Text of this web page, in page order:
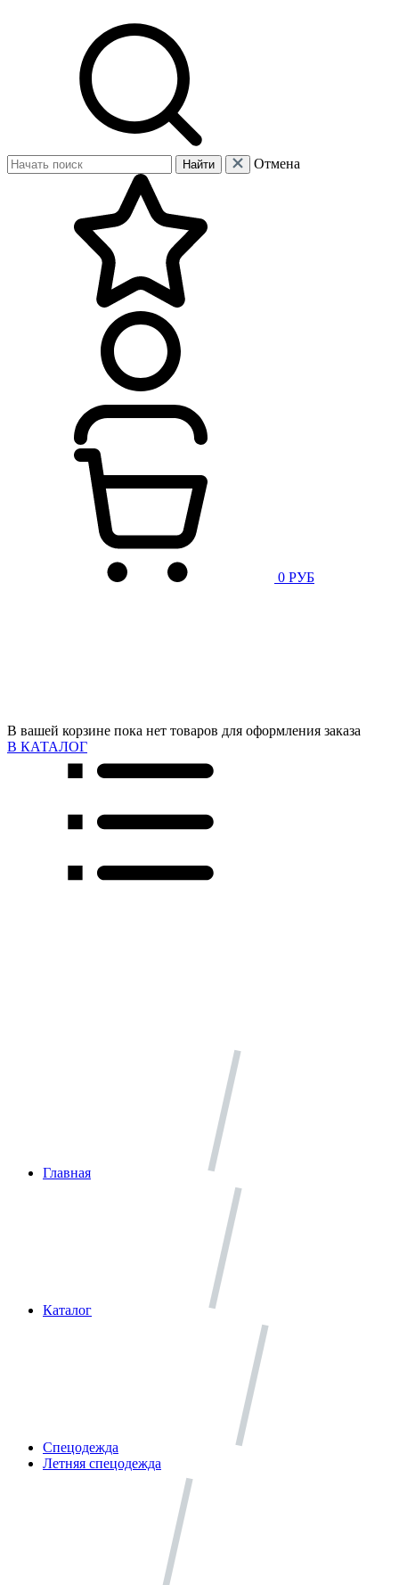
Найти Отмена
0 РУБ
В вашей корзине пока нет товаров для оформления заказа
В КАТАЛОГ
Главная
Каталог
Спецодежда
Летняя спецодежда